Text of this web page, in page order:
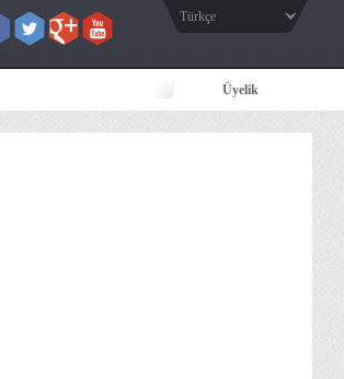
Türkçe
Üyelik